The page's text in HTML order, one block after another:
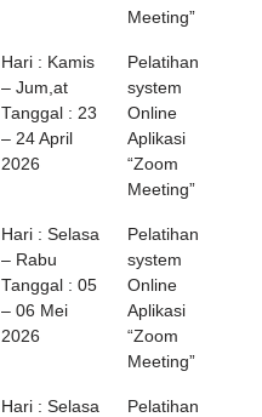
Meeting”
Hari : Kamis
– Jum,at
Tanggal : 23
– 24 April
2026
Pelatihan
system
Online
Aplikasi
“Zoom
Meeting”
Hari : Selasa
– Rabu
Tanggal : 05
– 06 Mei
2026
Pelatihan
system
Online
Aplikasi
“Zoom
Meeting”
Hari : Selasa
Pelatihan